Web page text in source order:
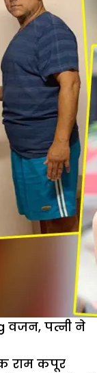
वजन, पत्नी ने
राम कपूर